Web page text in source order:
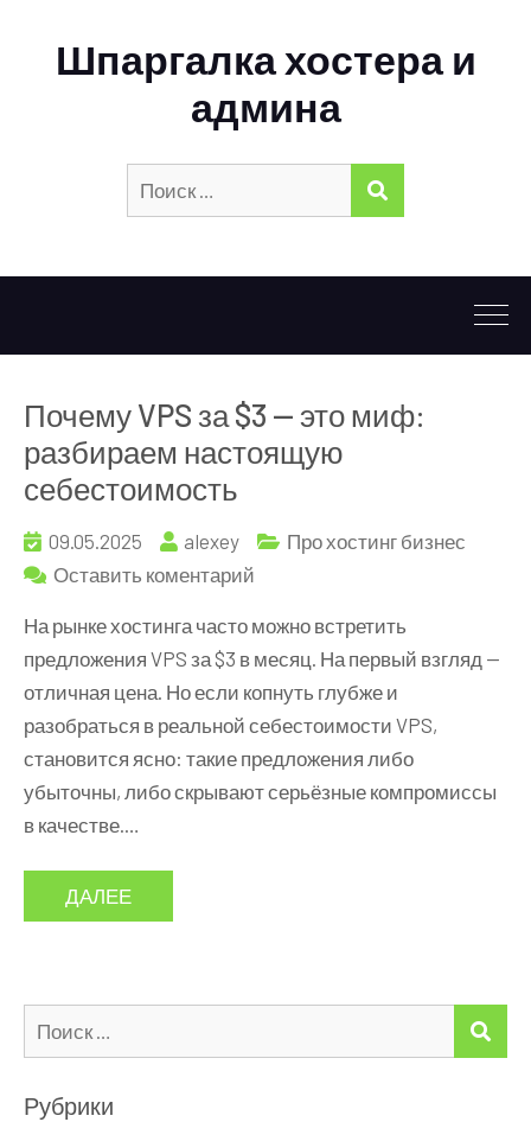
Шпаргалка хостера и
админа
Почему VPS за $3 — это миф:
разбираем настоящую
себестоимость
09.05.2025 alexey
Про хостинг бизнес
Оставить коментарий
VPS
за
$3
—
это
миф:
На рынке хостинга часто можно встретить
предложения VPS за $3 в месяц. На первый взгляд —
отличная цена. Но если копнуть глубже и
разобраться в реальной себестоимости VPS,
становится ясно: такие предложения либо
убыточны, либо скрывают серьёзные компромиссы
в качестве.…
ДАЛЕЕ
Искать:
Рубрики